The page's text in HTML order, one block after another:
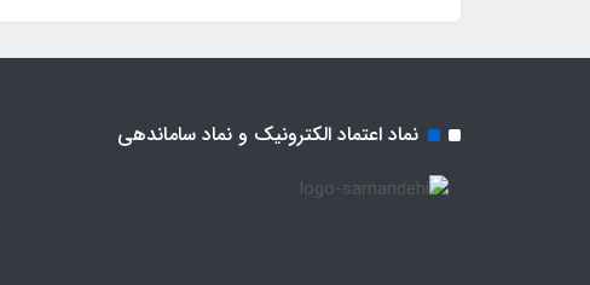
نماد اعتماد الکترونیک و نماد ساماندهی